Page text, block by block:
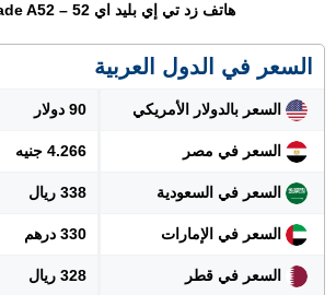
هاتف زد تي إي بليد اي 52 – ZTE Blade A52
السعر في الدول العربية
السعر بالدولار الأمريكي 90 دولار
السعر في مصر 4.266 جنيه
السعر في السعودية 338 ريال
السعر في الإمارات 330 درهم
السعر في قطر 328 ريال